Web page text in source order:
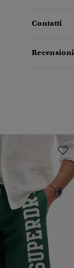
Contatti